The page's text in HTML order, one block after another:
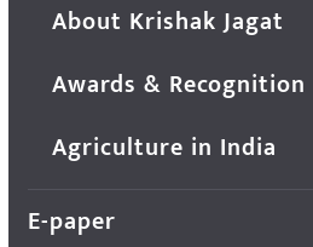
About Krishak Jagat
Awards & Recognition
Agriculture in India
E-paper